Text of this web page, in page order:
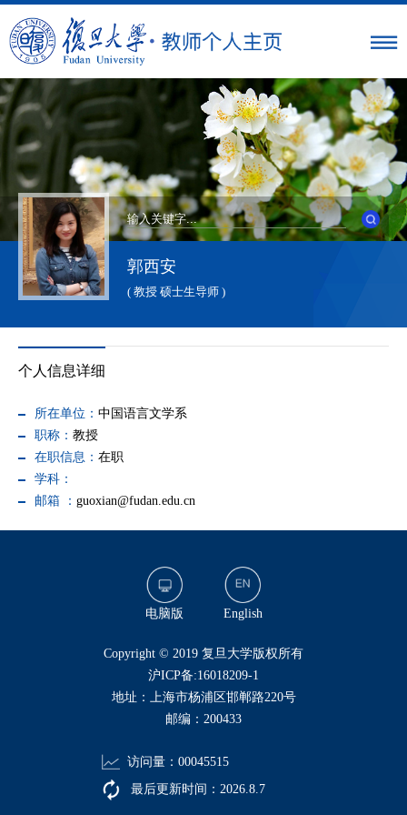
郭西安
( 教授 硕士生导师 )
个人信息详细
所在单位： 中国语言文学系
职称： 教授
在职信息： 在职
学科：
邮箱 ： guoxian@fudan.edu.cn
电脑版 English
​Copyright © 2019 复旦大学版权所有
沪ICP备:16018209-1
地址：上海市杨浦区邯郸路220号
邮编：200433
访问量： 00045515
最后更新时间： 2026 8 7